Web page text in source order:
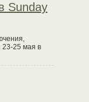
Sunday
23-25 мая в